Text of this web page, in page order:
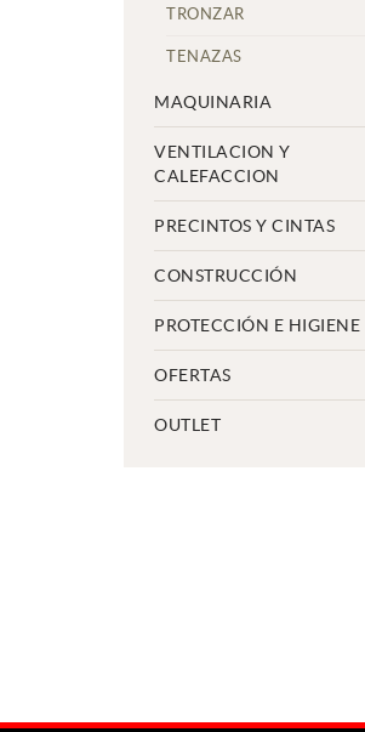
TRONZAR
TENAZAS
MAQUINARIA
VENTILACION Y
CALEFACCION
PRECINTOS Y CINTAS
CONSTRUCCIÓN
PROTECCIÓN E HIGIENE
OFERTAS
OUTLET